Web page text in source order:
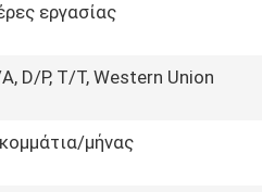
εργασίας
D/P, T/T, Western Union
μήνας